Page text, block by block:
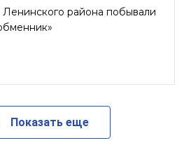
района побывали
Показать еще